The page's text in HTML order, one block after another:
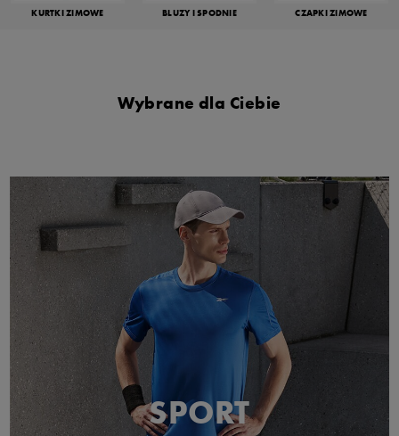
KURTKI ZIMOWE BLUZY I SPODNIE CZAPKI ZIMOWE
Wybrane dla Ciebie
SPORT